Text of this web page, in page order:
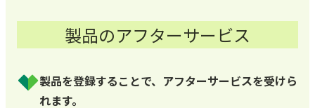
製品のアフターサービス
製品を登録することで、アフターサービスを受けら
れます。